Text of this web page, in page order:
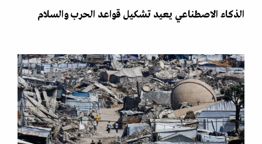
الذكاء الاصطناعي يعيد تشكيل قواعد الحرب والسلام